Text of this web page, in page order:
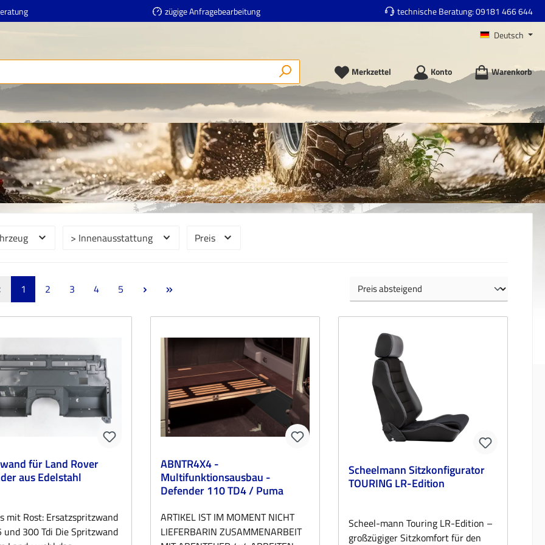
zügige Anfragebearbeitung technische Beratung:09181 466 644
Deutsch
Merkzettel Konto Warenkorb
> Innenausstattung Preis
Seite
1 Seite
2 Seite
3 Seite
4 Seite
5
für Land Rover
aus Edelstahl
mit Rost: Ersatzspritzwand
und 300 Tdi Die Spritzwand
ABNTR4X4 -
Multifunktionsausbau -
Defender 110 TD4 / Puma
ARTIKEL IST IM MOMENT NICHT
LIEFERBARIN ZUSAMMENARBEIT
Scheelmann Sitzkonfigurator
TOURING LR-Edition
Scheel-mann Touring LR-Edition –
großzügiger Sitzkomfort für den